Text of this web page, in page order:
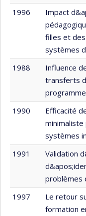
1996
Impact
filles et
systèmes
1988
Influence
transferts
1990
Efficacité
systèmes
1991
Validation
problèmes
1997
Le retour
formation